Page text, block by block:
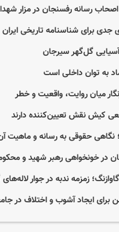
رسانه رفسنجان در مزار
جدی برای شناسنامه تاریخی ایران
به توان داخلی است
میان روایت، واقعیت و خطر
کیش نقش تعیین‌کننده دارند
نگاهی حقوقی به رسانه و ماهیت
خونخواهی رهبر شهید و
زمزمه ندبه در جوار
برای ایجاد آشوب و اختلاف در